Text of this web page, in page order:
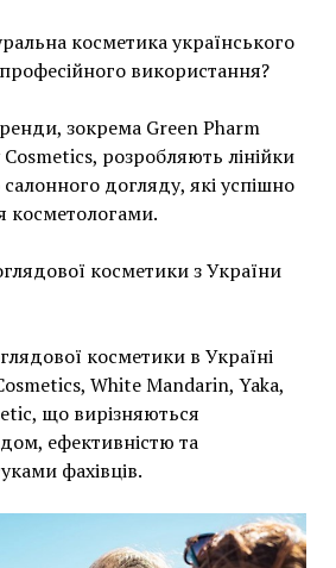
косметика українського
використання?
зокрема Green Pharm
розробляють лінійки
догляду, які успішно
косметологами.
косметики з України
косметики в Україні
White Mandarin, Yaka,
що вирізняються
ефективністю та
фахівців.